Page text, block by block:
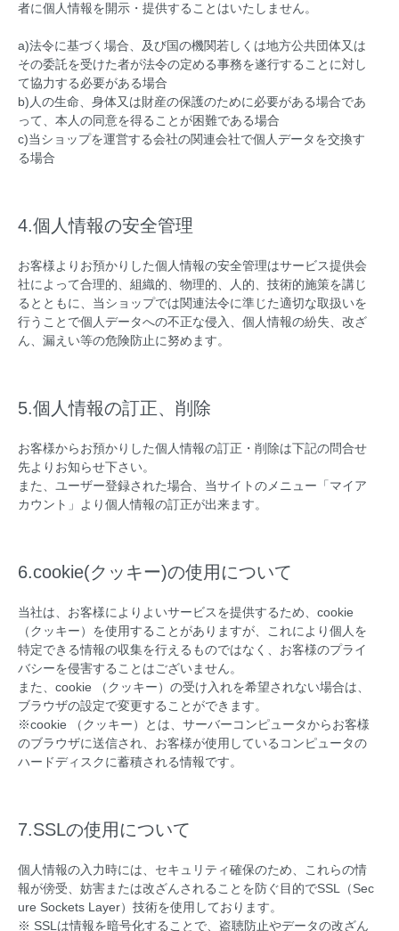
者に個人情報を開示・提供することはいたしません。
a)法令に基づく場合、及び国の機関若しくは地方公共団体又は
その委託を受けた者が法令の定める事務を遂行することに対し
て協力する必要がある場合
b)人の生命、身体又は財産の保護のために必要がある場合であ
って、本人の同意を得ることが困難である場合
c)当ショップを運営する会社の関連会社で個人データを交換す
る場合
4.個人情報の安全管理
お客様よりお預かりした個人情報の安全管理はサービス提供会
社によって合理的、組織的、物理的、人的、技術的施策を講じ
るとともに、当ショップでは関連法令に準じた適切な取扱いを
行うことで個人データへの不正な侵入、個人情報の紛失、改ざ
ん、漏えい等の危険防止に努めます。
5.個人情報の訂正、削除
お客様からお預かりした個人情報の訂正・削除は下記の問合せ
先よりお知らせ下さい。
また、ユーザー登録された場合、当サイトのメニュー「マイア
カウント」より個人情報の訂正が出来ます。
6.cookie(クッキー)の使用について
当社は、お客様によりよいサービスを提供するため、cookie
（クッキー）を使用することがありますが、これにより個人を
特定できる情報の収集を行えるものではなく、お客様のプライ
バシーを侵害することはございません。
また、cookie （クッキー）の受け入れを希望されない場合は、
ブラウザの設定で変更することができます。
※cookie （クッキー）とは、サーバーコンピュータからお客様
のブラウザに送信され、お客様が使用しているコンピュータの
ハードディスクに蓄積される情報です。
7.SSLの使用について
個人情報の入力時には、セキュリティ確保のため、これらの情
報が傍受、妨害または改ざんされることを防ぐ目的でSSL（Sec
ure Sockets Layer）技術を使用しております。
※ SSLは情報を暗号化することで、盗聴防止やデータの改ざん